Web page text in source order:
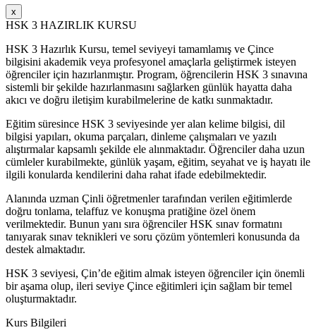
x
HSK 3 HAZIRLIK KURSU
HSK 3 Hazırlık Kursu, temel seviyeyi tamamlamış ve Çince
bilgisini akademik veya profesyonel amaçlarla geliştirmek isteyen
öğrenciler için hazırlanmıştır. Program, öğrencilerin HSK 3 sınavına
sistemli bir şekilde hazırlanmasını sağlarken günlük hayatta daha
akıcı ve doğru iletişim kurabilmelerine de katkı sunmaktadır.
Eğitim süresince HSK 3 seviyesinde yer alan kelime bilgisi, dil
bilgisi yapıları, okuma parçaları, dinleme çalışmaları ve yazılı
alıştırmalar kapsamlı şekilde ele alınmaktadır. Öğrenciler daha uzun
cümleler kurabilmekte, günlük yaşam, eğitim, seyahat ve iş hayatı ile
ilgili konularda kendilerini daha rahat ifade edebilmektedir.
Alanında uzman Çinli öğretmenler tarafından verilen eğitimlerde
doğru tonlama, telaffuz ve konuşma pratiğine özel önem
verilmektedir. Bunun yanı sıra öğrenciler HSK sınav formatını
tanıyarak sınav teknikleri ve soru çözüm yöntemleri konusunda da
destek almaktadır.
HSK 3 seviyesi, Çin’de eğitim almak isteyen öğrenciler için önemli
bir aşama olup, ileri seviye Çince eğitimleri için sağlam bir temel
oluşturmaktadır.
Kurs Bilgileri